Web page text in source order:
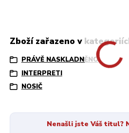
Zboží zařazeno v
PRÁVĚ NASKLADNĚNO
INTERPRETI
NOSIČ
Nenašli jste Váš titul?